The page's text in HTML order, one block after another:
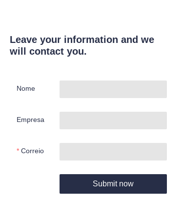
Leave your information and we
will contact you.
Nome
Empresa
Correio
Submit now